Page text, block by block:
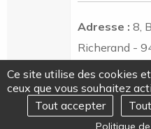
Adresse : 8,
Richerand -
Téléphone :
Accès par
REJOIGNEZ-NOUS
Ce site utilise des cookies
ceux que vous souhaitez
Tout accepter
Politique